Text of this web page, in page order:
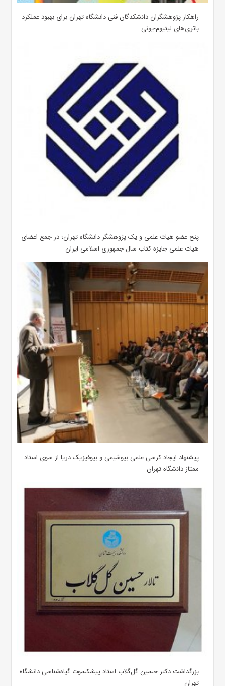
راهکار پژوهشگران دانشکدگان فنی دانشگاه تهران برای بهبود عملکرد
باتری‌های لیتیوم-یونی
پنج عضو هیات علمی و یک پژوهشگر دانشگاه تهران؛ در جمع اعضای
هیات علمی جایزه کتاب سال جمهوری اسلامی ایران
پیشنهاد ایجاد کرسی علمی بیوشیمی و بیوفیزیک دریا از سوی استاد
ممتاز دانشگاه تهران
بزرگداشت دکتر حسین گل‌گلاب استاد پیشکسوت گیاه‌شناسی دانشگاه
تهران